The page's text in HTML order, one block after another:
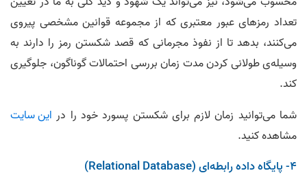
تعداد رمزهای عبور معتبری که از مجموعه قوانین مشخصی پیروی
می‌کنند، بدهد تا از نفوذ مجرمانی که قصد شکستن رمز را دارند به
وسیله‌ی طولانی کردن مدت زمان بررسی احتمالات گوناگون، جلوگیری
کند.
شما می‌توانید زمان لازم برای شکستن پسورد خود را در این سایت
مشاهده کنید.
4- پایگاه داده رابطه‌ای (Relational Database)